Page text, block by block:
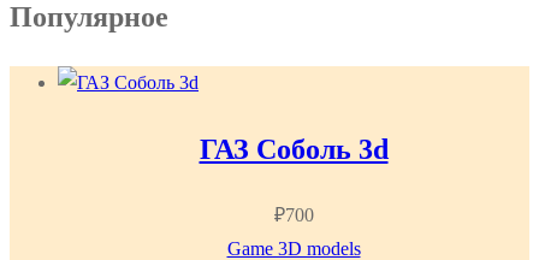
Популярное
ГАЗ Соболь 3d
₽700
Game 3D models